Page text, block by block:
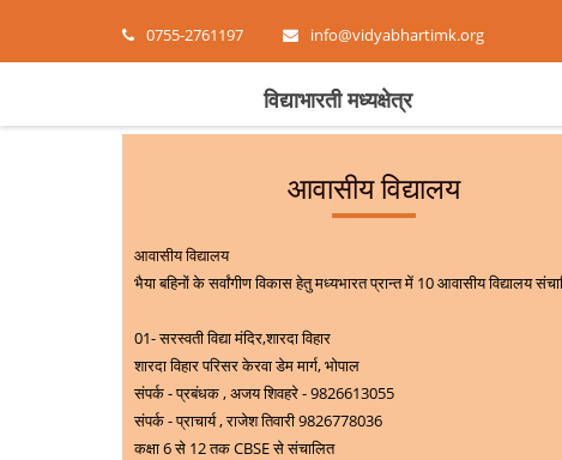
0755-2761197 info@vidyabhartimk.org
विद्याभारती मध्यक्षेत्र
आवासीय विद्यालय
आवासीय विद्यालय
भैया बहिनों के सर्वांगीण विकास हेतु मध्यभारत प्रान्त में 10 आवासीय विद्यालय
01- सरस्वती विद्या मंदिर,शारदा विहार
शारदा विहार परिसर केरवा डेम मार्ग, भोपाल
संपर्क - प्रबंधक , अजय शिवहरे - 9826613055
संपर्क - प्राचार्य , राजेश तिवारी9826778036
कक्षा 6 से 12 तक CBSE से संचालित